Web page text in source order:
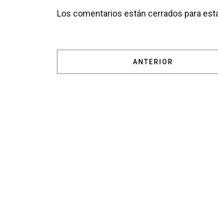
Los comentarios están cerrados para
ARTÍCULO
ANTERIOR